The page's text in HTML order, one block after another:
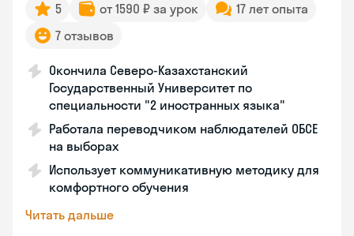
5 от 1590 ₽ за урок
17 лет опыта
7 отзывов
Окончила Северо-Казахстанский
Государственный Университет по
специальности "2 иностранных языка"
Работала переводчиком наблюдателей ОБСЕ
на выборах
Использует коммуникативную методику для
комфортного обучения
Читать дальше